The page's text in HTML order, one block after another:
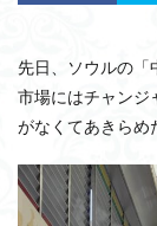
先日、ソウルの「
市場にはチャンジ
がなくてあきらめ